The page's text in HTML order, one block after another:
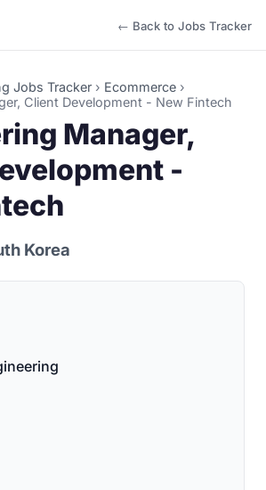
← Back to Jobs Tracker
Jobs Tracker › Ecommerce ›
Client Development - New Fintech
Manager,
-
Korea